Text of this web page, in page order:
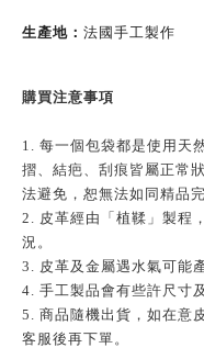
生產地： 法國手工製作
購買注意事項
1. 每一個包袋都是使用天
摺、結疤、刮痕皆屬正常
法避免，恕無法如同精品完
2. 皮革經由「植鞣」製程
況。
3. 皮革及金屬遇水氣可能
4. 手工製品會有些許尺寸
5. 商品隨機出貨，如在意
客服後再下單。